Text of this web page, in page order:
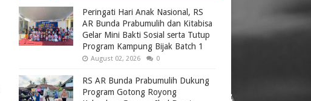
Peringati Hari Anak Nasional, RS
AR Bunda Prabumulih dan Kitabisa
Gelar Mini Bakti Sosial serta Tutup
Program Kampung Bijak Batch 1
August 02, 2026 0
RS AR Bunda Prabumulih Dukung
Program Gotong Royong